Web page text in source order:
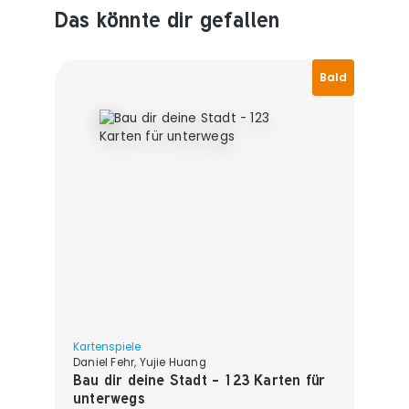
Produktempfehlungen überspringen
Das könnte dir gefallen
Bald
Kartenspiele
Daniel Fehr, Yujie Huang
Bau dir deine Stadt - 123 Karten für
unterwegs